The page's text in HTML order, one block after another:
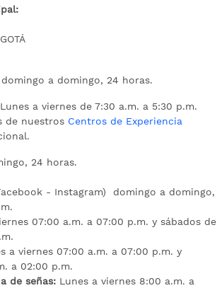
domingo a domingo, 24 horas.
Lunes a viernes de 7:30 a.m. a 5:30 p.m.
de nuestros Centros de Experiencia
24 horas.
- Instagram) domingo a domingo,
07:00 a.m. a 07:00 p.m. y sábados de
a viernes 07:00 a.m. a 07:00 p.m. y
a 02:00 p.m.
de señas: Lunes a viernes 8:00 a.m. a